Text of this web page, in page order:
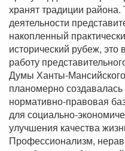
хранят традиции
деятельности
накопленный
исторический рубеж,
работу
Думы Ханты-
планомерно
нормативно-правовая
для социально-
улучшения качества
Профессионализм,